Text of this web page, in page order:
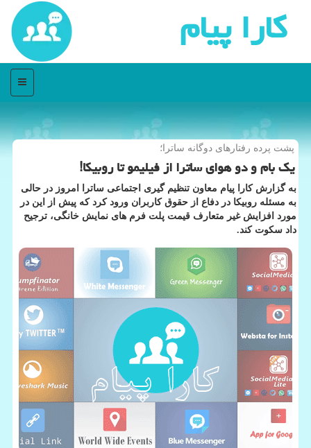
كارا پیام
منو
پشت پرده رفتارهای دوگانه ساترا؛
یک بام و دو هوای ساترا از فیلیمو تا روبیکا!
به گزارش کارا پیام معاون تنظیم گیری اجتماعی ساترا امروز در حالی
به مسئله روبیکا در دفاع از حقوق کاربران ورود کرد که پیش از این در
مورد افزایش غیر متعارف قیمت پلت فرم های نمایش خانگی، ترجیح
داد سکوت کند.